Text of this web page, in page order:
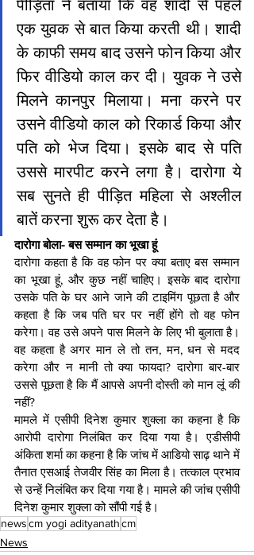
पीड़िता ने बताया कि वह शादी से पहले
एक युवक से बात किया करती थी। शादी
के काफी समय बाद उसने फोन किया और
फिर वीडियो काल कर दी। युवक ने उसे
मिलने कानपुर मिलाया। मना करने पर
उसने वीडियो काल को रिकार्ड किया और
पति को भेज दिया। इसके बाद से पति
उससे मारपीट करने लगा है। दारोगा ये
सब सुनते ही पीड़ित महिला से अश्लील
बातें करना शुरू कर देता है।
दारोगा बोला- बस सम्मान का भूखा हूं
दारोगा कहता है कि वह फोन पर क्या बताए बस सम्मान
का भूखा हूं, और कुछ नहीं चाहिए। इसके बाद दारोगा
उसके पति के घर आने जाने की टाइमिंग पूछता है और
कहता है कि जब पति घर पर नहीं होंगे तो वह फोन
करेगा। वह उसे अपने पास मिलने के लिए भी बुलाता है।
वह कहता है अगर मान ले तो तन, मन, धन से मदद
करेगा और न मानी तो क्या फायदा? दारोगा बार-बार
उससे पूछता है कि मैं आपसे अपनी दोस्ती को मान लूं की
नहीं?
मामले में एसीपी दिनेश कुमार शुक्ला का कहना है कि
आरोपी दारोगा निलंबित कर दिया गया है। एडीसीपी
अंकिता शर्मा का कहना है कि जांच में आडियो साढ़ थाने में
तैनात एसआई तेजवीर सिंह का मिला है। तत्काल प्रभाव
से उन्हें निलंबित कर दिया गया है। मामले की जांच एसीपी
दिनेश कुमार शुक्ला को सौंपी गई है।
newscm yogi adityanathcm
News